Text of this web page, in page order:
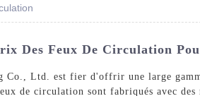
Des Feux De Circulation
Co., Ltd. est fier d'offrir une large
de circulation sont fabriqués avec des